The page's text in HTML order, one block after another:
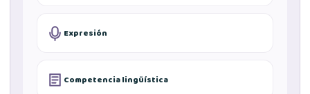
Expresión
Competencia lingüística